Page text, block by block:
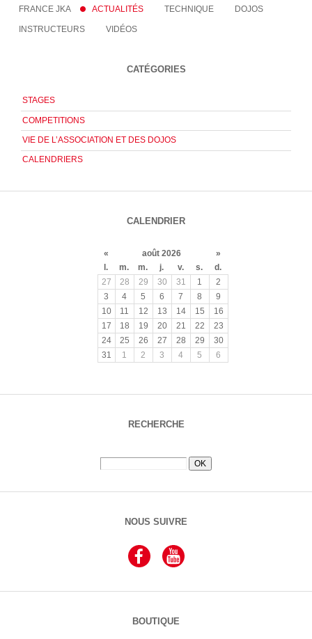
FRANCE JKA ACTUALITÉS TECHNIQUE DOJOS
INSTRUCTEURS VIDÉOS
CATÉGORIES
STAGES
COMPETITIONS
VIE DE L’ASSOCIATION ET DES DOJOS
CALENDRIERS
CALENDRIER
« août 2026
»
l.
m. m. j. v. s.
d.
27
28 29 30 31 1
2
3
4 5 6 7 8
9
10
11 12 13 14 15
16
17
18 19 20 21 22
23
24
25 26 27 28 29
30
31
1 2 3 4 5 6
RECHERCHE
NOUS SUIVRE
BOUTIQUE